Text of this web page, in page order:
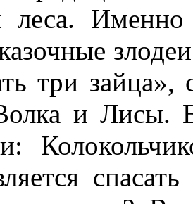
леса.
три зайца»,
и Лисы.